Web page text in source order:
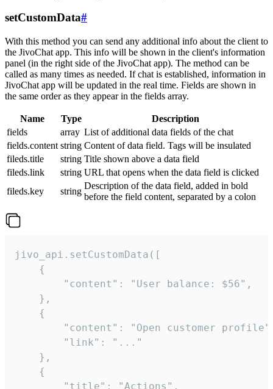
setCustomData#
With this method you can send any additional info about the client to
the JivoChat app. This info will be shown in the client's information
panel (in the right side of the JivoChat app). The method can be
called as many times as needed. If chat is established, information in
JivoChat app will be updated in the real time. Fields are shown in
the same order as they appear in the fields array.
Name Type
Description
fields
array List of additional data fields of the chat
fields.content string Content of data field. Tags will be insulated
fileds.title
string Title shown above a data field
fileds.link
string URL that opens when the data field is clicked
fileds.key
string
Description of the data field, added in bold
before the field content, separated by a colon
jivo_api.setCustomData([
    {
        "content": "User balance: $56",
    },
    {
"content": "Open customer
        "link": "..."
    },
    {
        "title": "Actions",